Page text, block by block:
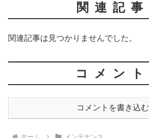
関連記事
関連記事は見つかりませんでした。
コメント
コメントを書き込む
ホーム メンテナンス